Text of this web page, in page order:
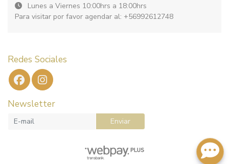
Lunes a Viernes 10:00hrs a 18:00hrs
Para visitar por favor agendar al: +56992612748
Redes Sociales
Newsletter
Enviar